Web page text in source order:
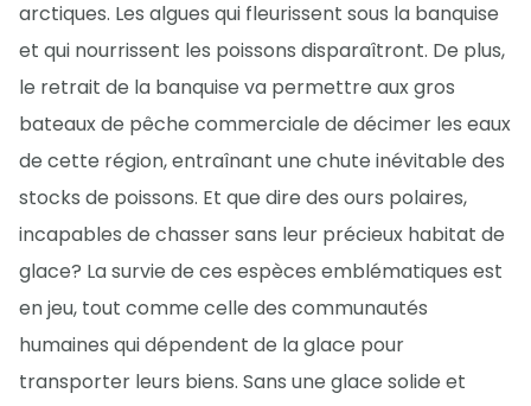
arctiques. Les algues qui fleurissent sous la banquise
et qui nourrissent les poissons disparaîtront. De plus,
le retrait de la banquise va permettre aux gros
bateaux de pêche commerciale de décimer les eaux
de cette région, entraînant une chute inévitable des
stocks de poissons. Et que dire des ours polaires,
incapables de chasser sans leur précieux habitat de
glace? La survie de ces espèces emblématiques est
en jeu, tout comme celle des communautés
humaines qui dépendent de la glace pour
transporter leurs biens. Sans une glace solide et